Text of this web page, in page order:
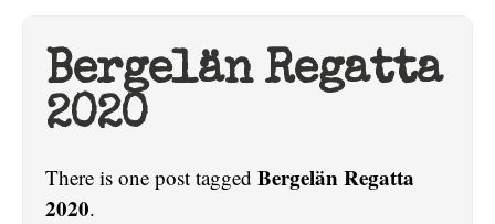
Bergelän Regatta
2020
There is one post tagged Bergelän Regatta
2020.